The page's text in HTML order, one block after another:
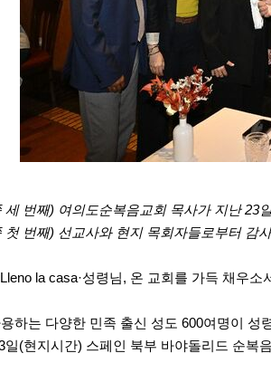
세 번째) 여의도순복음교회 목사가 지난
첫 번째) 선교사와 현지 목회자들로부터 감
Lleno la casa·성령님, 온 교회를 가득 채우소
하는 다양한 민족 출신 성도 600여명이
일(현지시간) 스페인 북부 바야돌리드 순복